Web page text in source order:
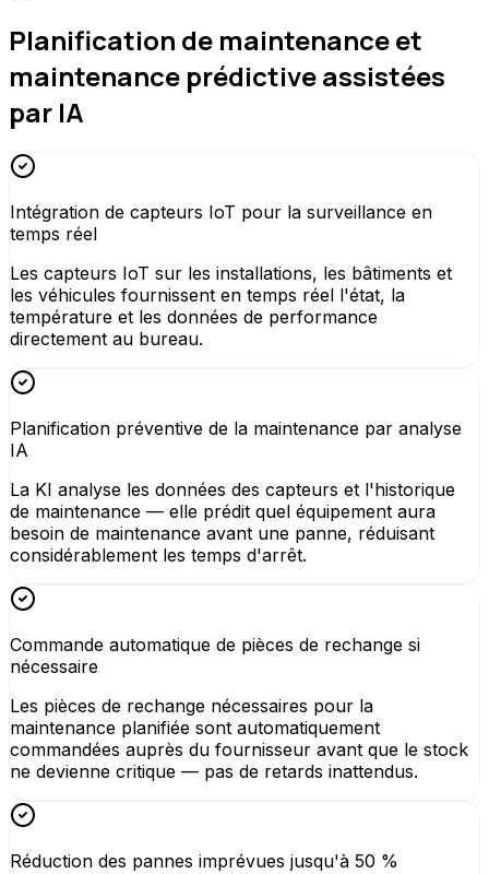
Planification de maintenance et
maintenance prédictive assistées
par IA
Intégration de capteurs IoT pour la surveillance en
temps réel
Les capteurs IoT sur les installations, les bâtiments et
les véhicules fournissent en temps réel l'état, la
température et les données de performance
directement au bureau.
Planification préventive de la maintenance par analyse
IA
La KI analyse les données des capteurs et l'historique
de maintenance — elle prédit quel équipement aura
besoin de maintenance avant une panne, réduisant
considérablement les temps d'arrêt.
Commande automatique de pièces de rechange si
nécessaire
Les pièces de rechange nécessaires pour la
maintenance planifiée sont automatiquement
commandées auprès du fournisseur avant que le stock
ne devienne critique — pas de retards inattendus.
Réduction des pannes imprévues jusqu'à 50 %